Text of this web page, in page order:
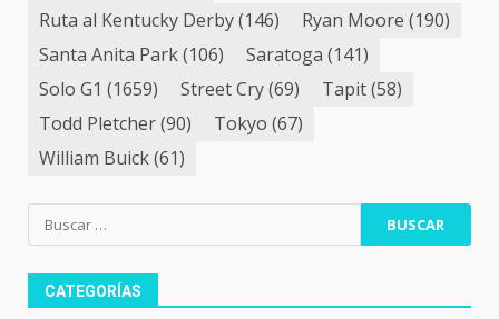
Ruta al Kentucky Derby(146) Ryan Moore (190)
Santa Anita Park(106) Saratoga (141)
Solo G1 (1659) Street Cry(69) Tapit(58)
Todd Pletcher(90) Tokyo (67)
William Buick(61)
Buscar:
CATEGORÍAS